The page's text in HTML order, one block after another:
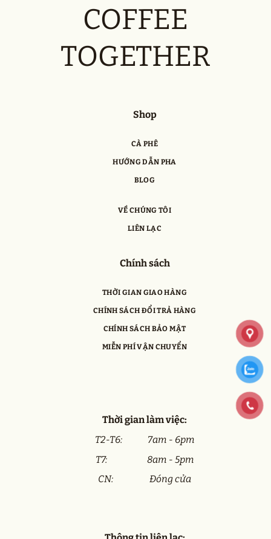
Shop
CÀ PHÊ
HƯỚNG DẪN PHA
BLOG
VỀ CHÚNG TÔI
LIÊN LẠC
Chính sách
THỜI GIAN GIAO HÀNG
CHÍNH SÁCH ĐỔI TRẢ HÀNG
CHÍNH SÁCH BẢO MẬT
MIỄN PHÍ VẬN CHUYỂN
COFFEE
TOGETHER
Thời gian làm việc:
T2-T6: 7am - 6pm
T7: 8am - 5pm
CN: Đóng cửa